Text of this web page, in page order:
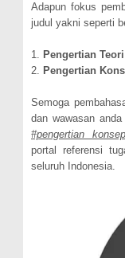
Adapun fokus
judul yakni seperti
1. Pengertian Teori
2. Pengertian
Semoga
dan wawasan
#pengertian
portal referensi
seluruh Indonesia.